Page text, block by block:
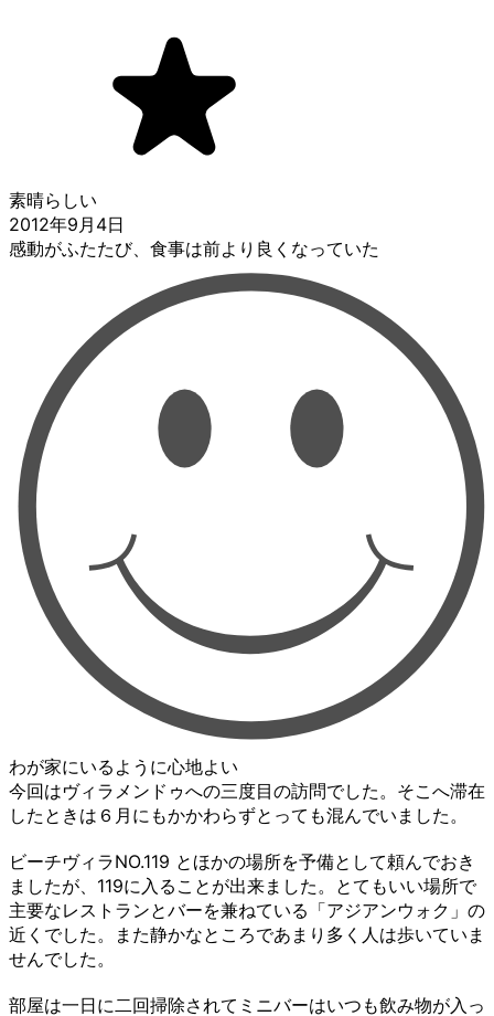
素晴らしい
2012年9月4日
感動がふたたび、食事は前より良くなっていた
わが家にいるように心地よい
今回はヴィラメンドゥへの三度目の訪問でした。そこへ滞在
したときは６月にもかかわらずとっても混んでいました。
ビーチヴィラNO.119 とほかの場所を予備として頼んでおき
ましたが、119に入ることが出来ました。とてもいい場所で
主要なレストランとバーを兼ねている「アジアンウォク」の
近くでした。また静かなところであまり多く人は歩いていま
せんでした。
部屋は一日に二回掃除されてミニバーはいつも飲み物が入っ